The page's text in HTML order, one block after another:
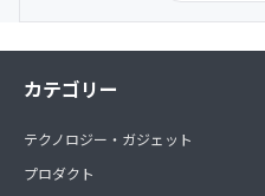
カテゴリー
テクノロジー・ガジェット
プロダクト